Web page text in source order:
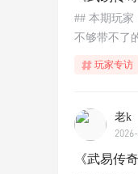
## 本期玩
不够带不了
玩家专访
老k
《武易传